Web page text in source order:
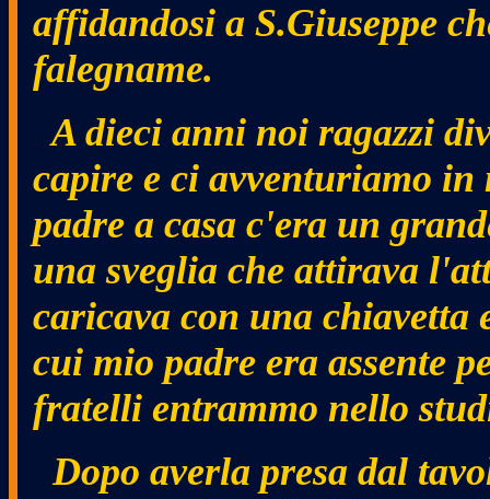
affidandosi a S.Giuseppe
falegname.
A dieci anni noi ragazzi
capire e ci avventuriamo
padre a casa c'era un
una sveglia che attirava
caricava con una
cui mio padre era assente
fratelli entrammo nello
Dopo averla presa dal